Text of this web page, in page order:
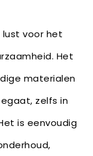
lust voor het
Het
materialen
zelfs in
is eenvoudig